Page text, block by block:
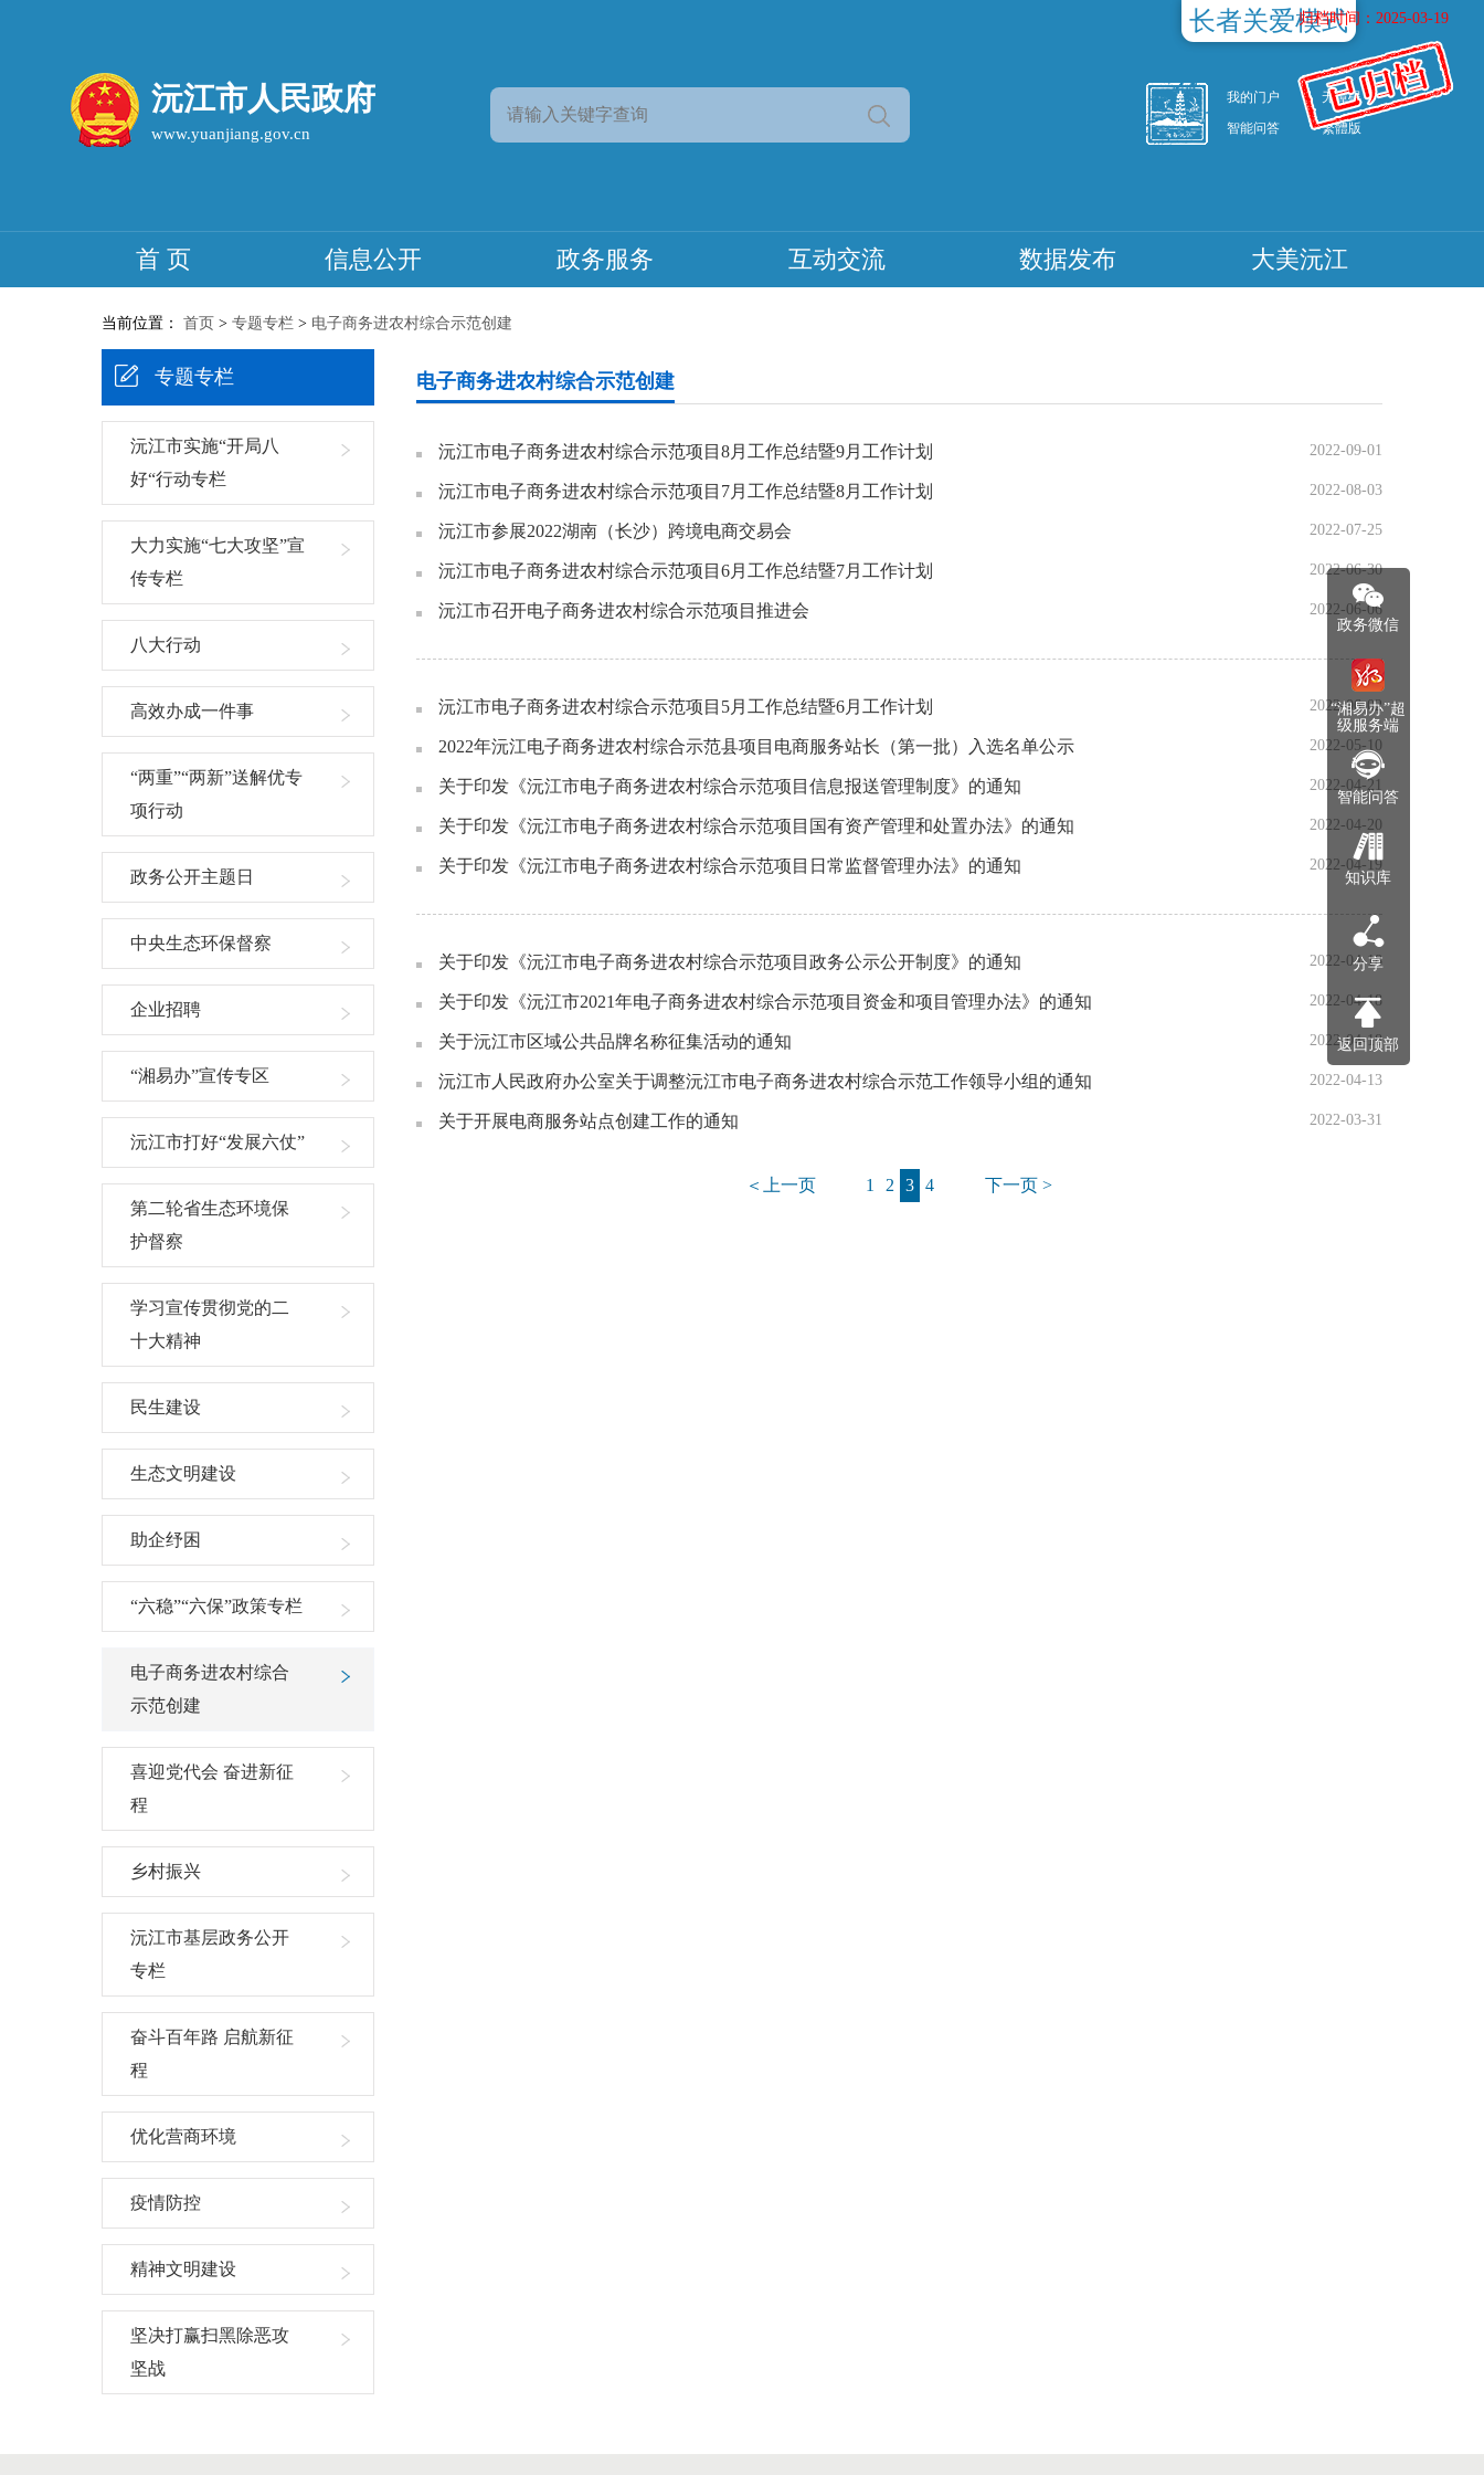
归档时间：2025-03-19
沅江市人民政府 我的门户
无障碍
智能问答
繁體版
首 页 信息公开 政务服务 互动交流 数据发布 大美沅江
当前位置： 首页 > 专题专栏 > 电子商务进农村综合示范创建
专题专栏
沅江市实施“开局八
好“行动专栏
大力实施“七大攻坚”宣
传专栏
八大行动
高效办成一件事
“两重”“两新”送解优专
项行动
政务公开主题日
中央生态环保督察
企业招聘
“湘易办”宣传专区
沅江市打好“发展六仗”
第二轮省生态环境保
护督察
学习宣传贯彻党的二
十大精神
民生建设
生态文明建设
助企纾困
“六稳”“六保”政策专栏
电子商务进农村综合
示范创建
喜迎党代会 奋进新征
程
乡村振兴
沅江市基层政务公开
专栏
奋斗百年路 启航新征
程
优化营商环境
疫情防控
精神文明建设
坚决打赢扫黑除恶攻
坚战
电子商务进农村综合示范创建
沅江市电子商务进农村综合示范项目8月工作总结暨9月工作计划 2022-09-01
沅江市电子商务进农村综合示范项目7月工作总结暨8月工作计划 2022-08-03
沅江市参展2022湖南（长沙）跨境电商交易会 2022-07-25
沅江市电子商务进农村综合示范项目6月工作总结暨7月工作计划 2022-06-30
沅江市召开电子商务进农村综合示范项目推进会 2022-06-06
沅江市电子商务进农村综合示范项目5月工作总结暨6月工作计划 2022-06-02
2022年沅江电子商务进农村综合示范县项目电商服务站长（第一批）入选名单公示 2022-05-10
关于印发《沅江市电子商务进农村综合示范项目信息报送管理制度》的通知 2022-04-21
关于印发《沅江市电子商务进农村综合示范项目国有资产管理和处置办法》的通知 2022-04-20
关于印发《沅江市电子商务进农村综合示范项目日常监督管理办法》的通知 2022-04-19
关于印发《沅江市电子商务进农村综合示范项目政务公示公开制度》的通知 2022-04-18
关于印发《沅江市2021年电子商务进农村综合示范项目资金和项目管理办法》的通知 2022-04-18
关于沅江市区域公共品牌名称征集活动的通知 2022-04-18
沅江市人民政府办公室关于调整沅江市电子商务进农村综合示范工作领导小组的通知 2022-04-13
关于开展电商服务站点创建工作的通知 2022-03-31
＜上一页 1 2 3 4 下一页 >
政务微信
“湘易办”超
级服务端
智能问答
知识库
分享
返回顶部
长者关爱模式